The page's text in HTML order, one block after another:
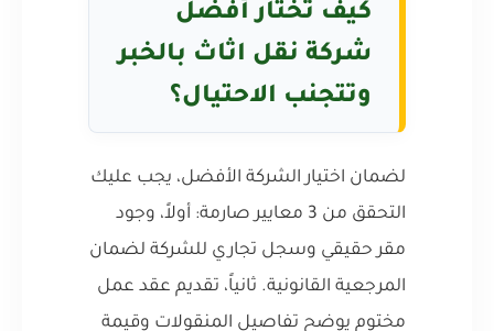
كيف تختار أفضل
شركة نقل اثاث بالخبر
وتتجنب الاحتيال؟
لضمان اختيار الشركة الأفضل، يجب عليك
التحقق من 3 معايير صارمة: أولاً، وجود
مقر حقيقي وسجل تجاري للشركة لضمان
المرجعية القانونية. ثانياً، تقديم عقد عمل
مختوم يوضح تفاصيل المنقولات وقيمة